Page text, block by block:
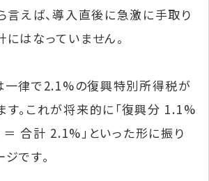
言えば、導入直後に急激に手取り
はなっていません。
一律で2.1%の復興特別所得税が
す。これが将来的に「復興分 1.1%
合計 2.1%」といった形に振り
です。